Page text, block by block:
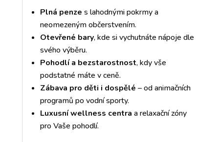
Plná penze s lahodnými pokrmy a
neomezeným občerstvením.
Otevřené bary, kde si vychutnáte nápoje dle
svého výběru.
Pohodlí a bezstarostnost, kdy vše
podstatné máte v ceně.
Zábava pro děti i dospělé – od animačních
programů po vodní sporty.
Luxusní wellness centra a relaxační zóny
pro Vaše pohodlí.